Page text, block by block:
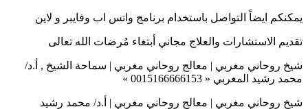
يمكنكم ايضاً التواصل باستخدام برنامج واتس اب وفايبر و لاين
تقديم الاستشارات والعلاج مجاني أبتغاء مُرضات الله تعالى
شيخ روحاني مغربي | معالج روحاني مغربي | سماحة الشيخ , أ.د/
محمد رشيد المغربي « 0015166666153 »
شيخ روحاني مغربي | معالج روحاني مغربي | أ.د/ محمد رشيد